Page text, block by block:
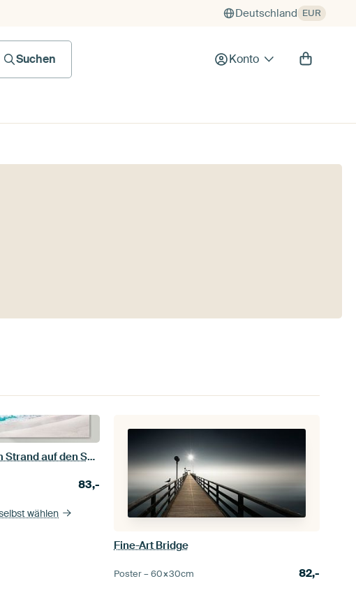
Deutschland EUR
Suchen
Konto
Türkisblaues Meer am Strand auf den Seychellen
83,-
wählen
Fine-Art Bridge
Poster –60×30cm 82,-